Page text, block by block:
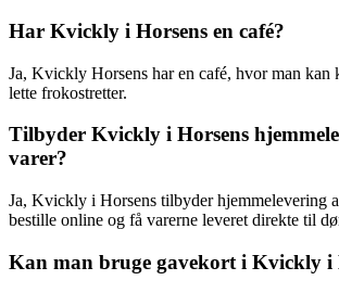
Har Kvickly i Horsens en café?
Ja, Kvickly Horsens har en café, hvor man kan
lette frokostretter.
Tilbyder Kvickly i Horsens
varer?
Ja, Kvickly i Horsens tilbyder hjemmelevering
bestille online og få varerne leveret direkte til
Kan man bruge gavekort i Kvickly i